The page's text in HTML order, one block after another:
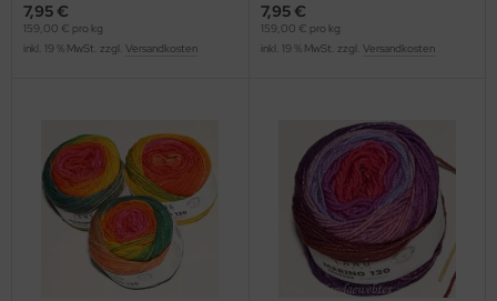
7,95 €
159,00 € pro kg
inkl. 19 % MwSt. zzgl. Versandkosten
7,95 €
159,00 € pro kg
inkl. 19 % MwSt. zzgl. Versandkosten